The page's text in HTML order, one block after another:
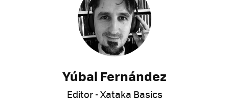
Yúbal Fernández
Editor - Xataka Basics